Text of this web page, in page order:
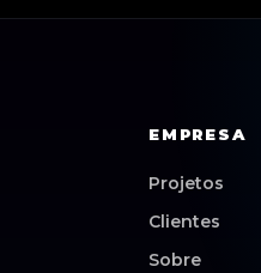
EMPRESA
Projetos
Clientes
Sobre